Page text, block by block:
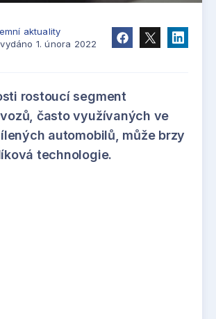
aktuality
1. února 2022
rostoucí segment
často využívaných ve
automobilů, může brzy
technologie.